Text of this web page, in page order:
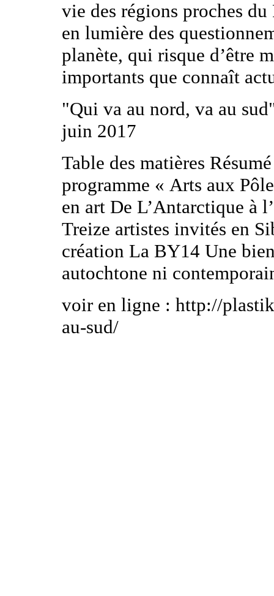
vie des régions proches
en lumière des
planète, qui risque d’être
importants que connaît
"Qui va au nord, va au
juin 2017
Table des matières
programme « Arts aux
en art De L’Antarctique à
Treize artistes invités en
création La BY14 Une
autochtone ni
voir en ligne : http://
au-sud/